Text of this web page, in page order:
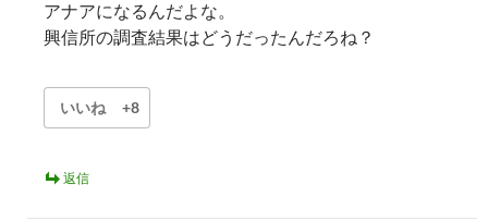
アナアになるんだよな。
興信所の調査結果はどうだったんだろね？
いいね +8
返信